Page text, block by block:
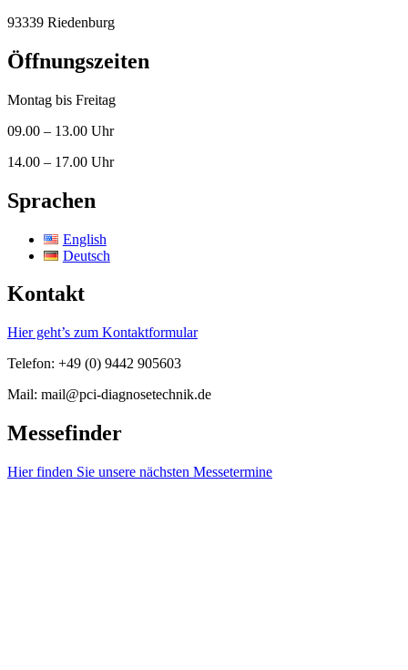
93339 Riedenburg
Öffnungszeiten
Montag bis Freitag
09.00 – 13.00 Uhr
14.00 – 17.00 Uhr
Sprachen
English
Deutsch
Kontakt
Hier geht’s zum Kontaktformular
Telefon: +49 (0) 9442 905603
Mail: mail@pci-diagnosetechnik.de
Messefinder
Hier finden Sie unsere nächsten Messetermine